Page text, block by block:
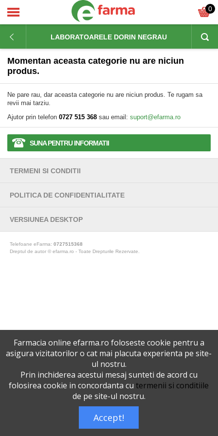
0
LABORATOARELE DORIN NEGRAU
Momentan aceasta categorie nu are niciun
produs.
Ne pare rau, dar aceasta categorie nu are niciun produs. Te rugam sa
revii mai tarziu.
Ajutor prin telefon 0727 515 368 sau email: suport@efarma.ro
SUNA PENTRU INFORMATII
TERMENI SI CONDITII
POLITICA DE CONFIDENTIALITATE
VERSIUNEA DESKTOP
Telefoane eFarma: 0727515368
Dreptul de autor © efarma.ro - Toate Drepturile Rezervate.
Farmacia online efarma.ro foloseste cookie pentru a
asigura vizitatorilor o cat mai placuta experienta pe site-
ul nostru.
Prin inchiderea acestui mesaj sunteti de acord cu
folosirea cookie in concordanta cu termenii si conditiile
de pe site-ul nostru.
Accept!